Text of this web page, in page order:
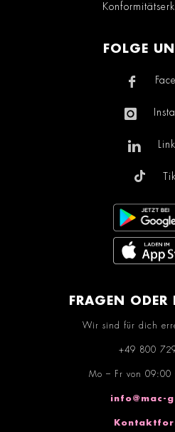
FOLGE
FRAGEN ODER
Wir sind für dich
+49 800
Mo – Fr von 09:00
info@mac-